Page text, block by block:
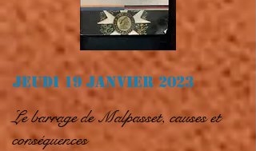
Jeudi 19 janvier 2023
Le barrage de Malpasset, causes et
conséquences